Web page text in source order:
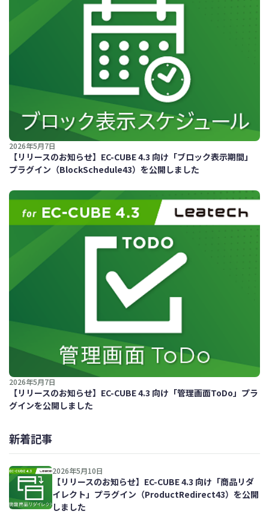
2026年5月7日
【リリースのお知らせ】EC-CUBE 4.3 向け「ブロック表示期間」
プラグイン（BlockSchedule43）を公開しました
2026年5月7日
【リリースのお知らせ】EC-CUBE 4.3 向け「管理画面ToDo」プラ
グインを公開しました
新着記事
2026年5月10日
【リリースのお知らせ】EC-CUBE 4.3 向け「商品リダ
イレクト」プラグイン（ProductRedirect43）を公開
しました